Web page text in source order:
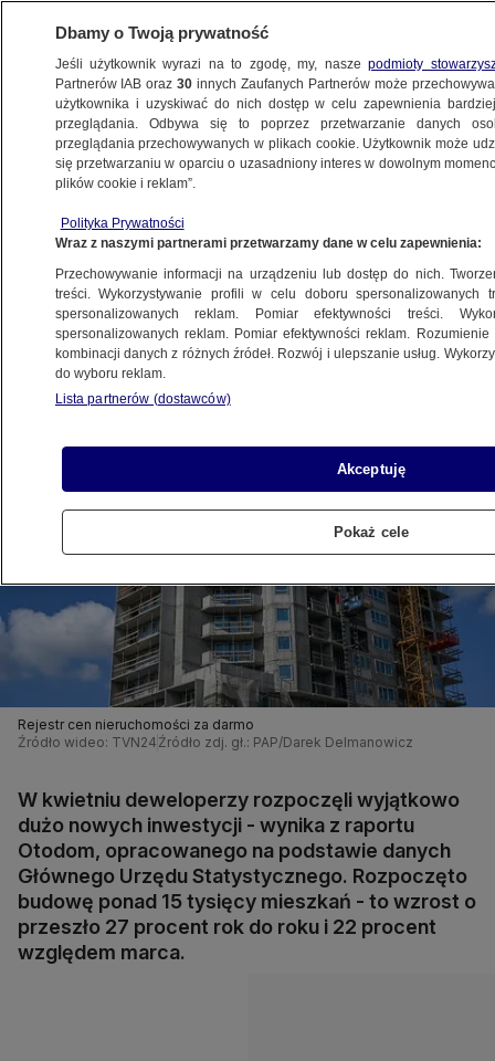
BIZNES
NIERUCHOMOŚCI
nowych inwestycji
Oprac.Wiktor Knowski
24.05.2026, 12:00
Posłuchaj artykułu
Czyta lektor AI
Rejestr cen nieruchomości za darmo
Źródło wideo: TVN24 Źródło zdj. gł.: PAP/Darek Delmanowicz
W kwietniu deweloperzy rozpoczęli wyjątkowo
dużo nowych inwestycji - wynika z raportu
Otodom, opracowanego na podstawie danych
Głównego Urzędu Statystycznego. Rozpoczęto
budowę ponad 15 tysięcy mieszkań - to wzrost o
przeszło 27 procent rok do roku i 22 procent
względem marca.
Dbamy o Twoją prywatność
Jeśli użytkownik wyrazi na to zgodę, my, naszepodmioty
Partnerów IAB oraz30 innych Zaufanych Partnerów może
użytkownika i uzyskiwać do nich dostęp w celu zapewnienia
przeglądania. Odbywa się to poprzez przetwarzanie danych
przeglądania przechowywanych w plikach cookie. Użytkownik może
się przetwarzaniu w oparciu o uzasadniony interes w dowolnym
plików cookie i reklam”.
Polityka Prywatności
Wraz z naszymi partnerami przetwarzamy dane w celu zapewnienia:
Przechowywanie informacji na urządzeniu lub dostęp do nich.
treści. Wykorzystywanie profili w celu doboru spersonalizowanych
spersonalizowanych reklam. Pomiar efektywności treści.
spersonalizowanych reklam. Pomiar efektywności reklam.
kombinacji danych z różnych źródeł. Rozwój i ulepszanie usług.
do wyboru reklam.
Lista partnerów (dostawców)
Akceptuję
Pokaż cele